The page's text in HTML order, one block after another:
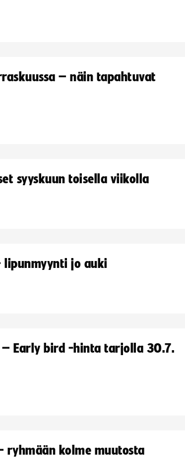
– näin tapahtuvat
syyskuun toisella viikolla
lipunmyynti jo auki
– Early bird -hinta tarjolla 30.7.
ryhmään kolme muutosta